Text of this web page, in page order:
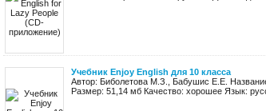
Учебник Enjoy English для 10 класса
Автор: Биболетова М.З., Бабушис Е.Е.
Размер: 51,14 мб Качество: хорошее Язык: